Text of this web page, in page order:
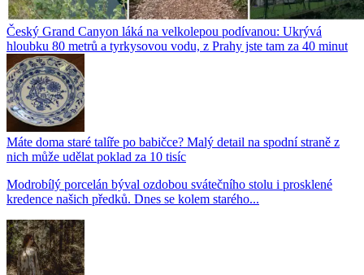
Český Grand Canyon láká na velkolepou podívanou: Ukrývá
hloubku 80 metrů a tyrkysovou vodu, z Prahy jste tam za 40 minut
Máte doma staré talíře po babičce? Malý detail na spodní straně z
nich může udělat poklad za 10 tisíc
Modrobílý porcelán býval ozdobou svátečního stolu i prosklené
kredence našich předků. Dnes se kolem starého...